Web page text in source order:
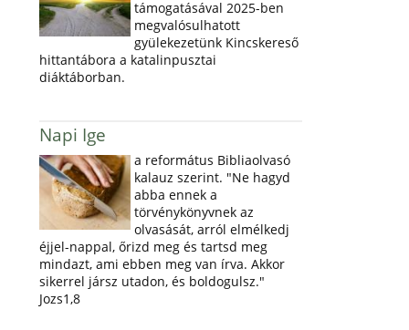
támogatásával 2025-ben
megvalósulhatott
gyülekezetünk Kincskereső
hittantábora a katalinpusztai
diáktáborban.
Napi Ige
a református Bibliaolvasó
kalauz szerint. "Ne hagyd
abba ennek a
törvénykönyvnek az
olvasását, arról elmélkedj
éjjel-nappal, őrizd meg és tartsd meg
mindazt, ami ebben meg van írva. Akkor
sikerrel jársz utadon, és boldogulsz."
Jozs1,8